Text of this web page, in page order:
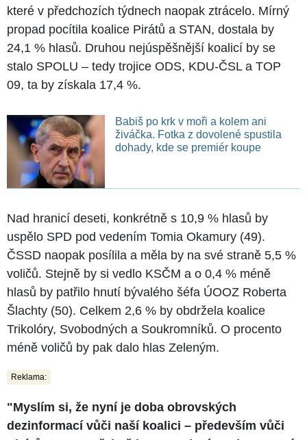
které v předchozích týdnech naopak ztrácelo. Mírný
propad pocítila koalice Pirátů a STAN, dostala by
24,1 % hlasů. Druhou nejúspěšnější koalicí by se
stalo SPOLU – tedy trojice ODS, KDU-ČSL a TOP
09, ta by získala 17,4 %.
Babiš po krk v moři a kolem ani
živáčka. Fotka z dovolené spustila
dohady, kde se premiér koupe
Nad hranicí deseti, konkrétně s 10,9 % hlasů by
uspělo SPD pod vedením Tomia Okamury (49).
ČSSD naopak posílila a měla by na své straně 5,5 %
voličů. Stejně by si vedlo KSČM a o 0,4 % méně
hlasů by patřilo hnutí bývalého šéfa ÚOOZ Roberta
Šlachty (50). Celkem 2,6 % by obdržela koalice
Trikolóry, Svobodných a Soukromníků. O procento
méně voličů by pak dalo hlas Zeleným.
Reklama:
"Myslím si, že nyní je doba obrovských
dezinformací vůči naší koalici – především vůči